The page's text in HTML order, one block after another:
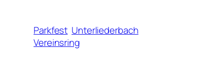
Parkfest Unterliederbach
Vereinsring